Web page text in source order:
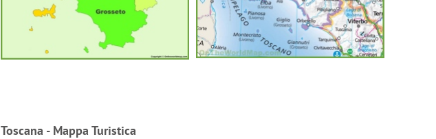
Toscana - Mappa Turistica